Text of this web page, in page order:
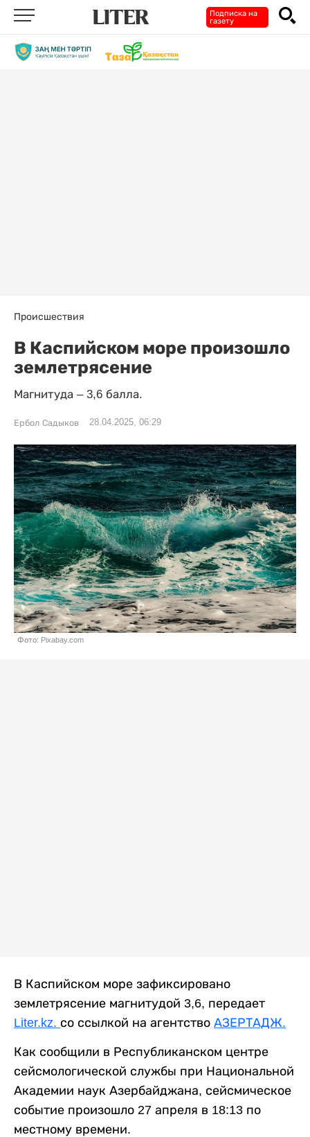
Подписка на
газету
Происшествия
В Каспийском море произошло
землетрясение
Магнитуда – 3,6 балла.
Ербол Садыков 28.04.2025, 06:29
Фото: Pixabay.com
В Каспийском море зафиксировано
землетрясение магнитудой 3,6, передает
Liter.kz. со ссылкой на агентство АЗЕРТАДЖ.
Как сообщили в Республиканском центре
сейсмологической службы при Национальной
Академии наук Азербайджана, сейсмическое
событие произошло 27 апреля в 18:13 по
местному времени.